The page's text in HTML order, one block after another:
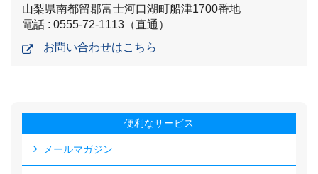
山梨県南都留郡富士河口湖町船津1700番地
電話 : 0555-72-1113（直通）
お問い合わせはこちら
便利なサービス
メールマガジン